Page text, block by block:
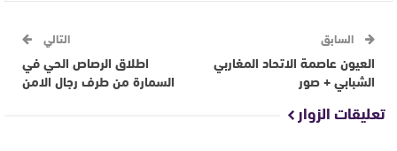
السابق
العيون عاصمة الاتحاد المغاربي
الشبابي + صور
التالي
اطلاق الرصاص الحي في
السمارة من طرف رجال الامن
تعليقات الزوار